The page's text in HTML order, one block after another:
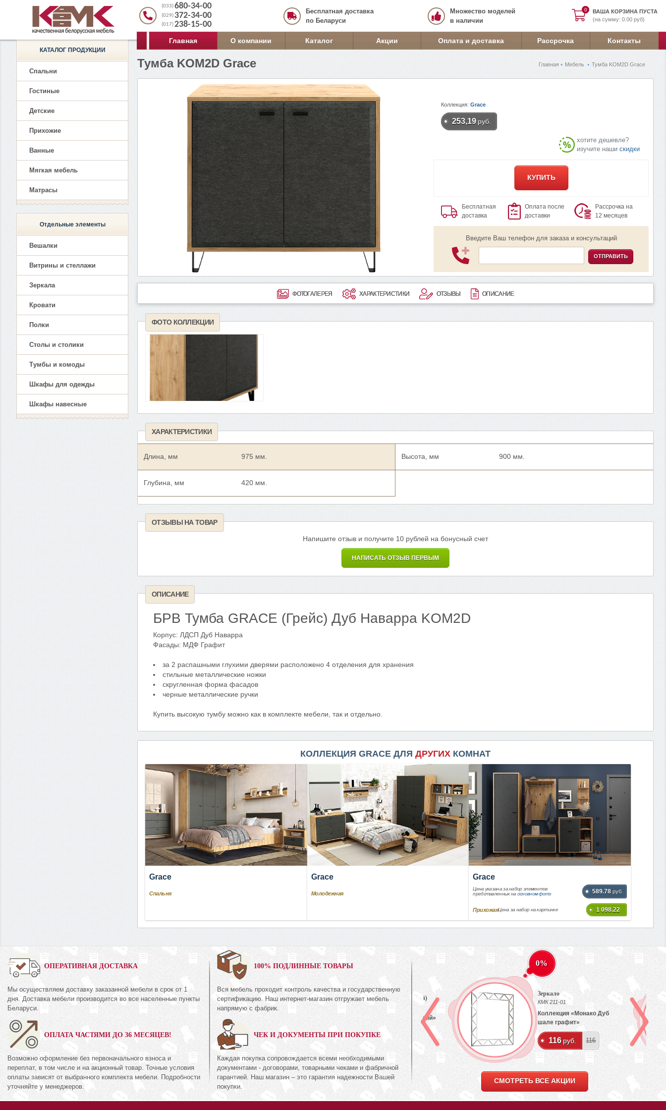
0
0
ВАША КОРЗИНА ПУСТА
(на сумму: 0.00 руб)
(033)680-34-00
(029) 372-34-00
(017)238-15-00
Бесплатная доставка
по Беларуси
Множество моделей
в наличии
Главная О компании Каталог Акции Оплата и доставка Рассрочка Контакты
Главная Мебель Тумба KOM2D Grace
Тумба KOM2D Grace
Коллекция:Grace
253,19 руб.
хотите дешевле?
изучите нашискидки
КУПИТЬ
Бесплатная
доставка
Оплата после
доставки
Рассрочка на
12 месяцев
Введите Ваш телефон для заказа и консультаций
ОТПРАВИТЬ
ФОТОГАЛЕРЕЯ ХАРАКТЕРИСТИКИ ОТЗЫВЫ ОПИСАНИЕ
ФОТО КОЛЛЕКЦИИ
ХАРАКТЕРИСТИКИ
Длина, мм 975 мм.
Глубина, мм 420 мм.
Высота, мм 900 мм.
ОТЗЫВЫ НА ТОВАР
Напишите отзыв и получите 10 рублей на бонусный счет
НАПИСАТЬ ОТЗЫВ ПЕРВЫМ
ОПИСАНИЕ
БРВ Тумба GRACE (Грейс) Дуб Наварра KOM2D
Корпус: ЛДСП Дуб Наварра
Фасады: МДФ Графит
за 2 распашными глухими дверями расположено 4 отделения для хранения
стильные металлические ножки
скругленная форма фасадов
черные металлические ручки
Купить высокую тумбу можно как в комплекте мебели, так и отдельно.
КОЛЛЕКЦИЯ GRACE ДЛЯ ДРУГИХ КОМНАТ
Grace
Спальня
Grace
Молодежная
Grace
Цена указана за набор элементов
представленных на основном фото 589.78 руб.
ПрихожаяЦена за набор на картинке 1 098.22
КАТАЛОГ ПРОДУКЦИИ
Спальни
Гостиные
Детские
Прихожие
Ванные
Мягкая мебель
Матрасы
Отдельные элементы
Вешалки
Витрины и стеллажи
Зеркала
Кровати
Полки
Столы и столики
Тумбы и комоды
Шкафы для одежды
Шкафы навесные
ОПЕРАТИВНАЯ ДОСТАВКА
Мы осуществляем доставку заказанной мебели в срок от 1
дня. Доставка мебели производится во все населенные пункты
Беларуси.
ОПЛАТА ЧАСТЯМИ ДО 36 МЕСЯЦЕВ!
Возможно оформление без первоначального взноса и
переплат, в том числе и на акционный товар. Точные условия
оплаты зависят от выбранного комплекта мебели. Подробности
уточняйте у менеджеров.
100% ПОДЛИННЫЕ ТОВАРЫ
Вся мебель проходит контроль качества и государственную
сертификацию. Наш интернет-магазин отгружает мебель
напрямую с фабрик.
ЧЕК И ДОКУМЕНТЫ ПРИ ПОКУПКЕ
Каждая покупка сопровождается всеми необходимыми
документами - договорами, товарными чеками и фабричной
гарантией. Наш магазин – это гарантия надежности Вашей
покупки.
«Амелия Орех
руб. 894
Комод
Коллекция «Эстель Белый»
672
0%
Шкаф с витриной (правый)
Коллекция «Эстель Белый»
511руб.
0%
Зеркало
КМК 211-01
Коллекция «Монако Дуб
шале графит»
116 руб. 116
СМОТРЕТЬ ВСЕ АКЦИИ